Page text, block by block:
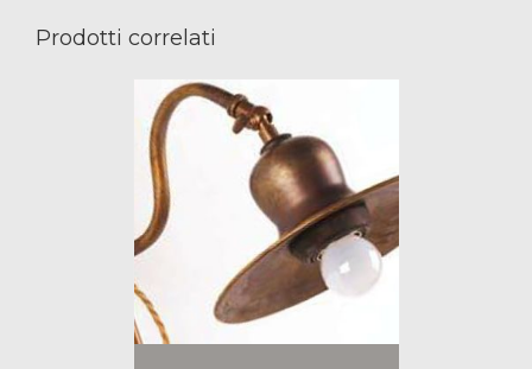
Prodotti correlati